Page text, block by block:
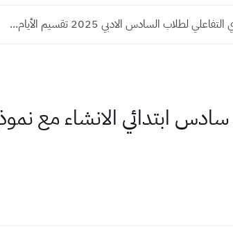
لطلاب السادس الادبي 2025 تقسيم الأيام...
ابتدائي الانشاء مع